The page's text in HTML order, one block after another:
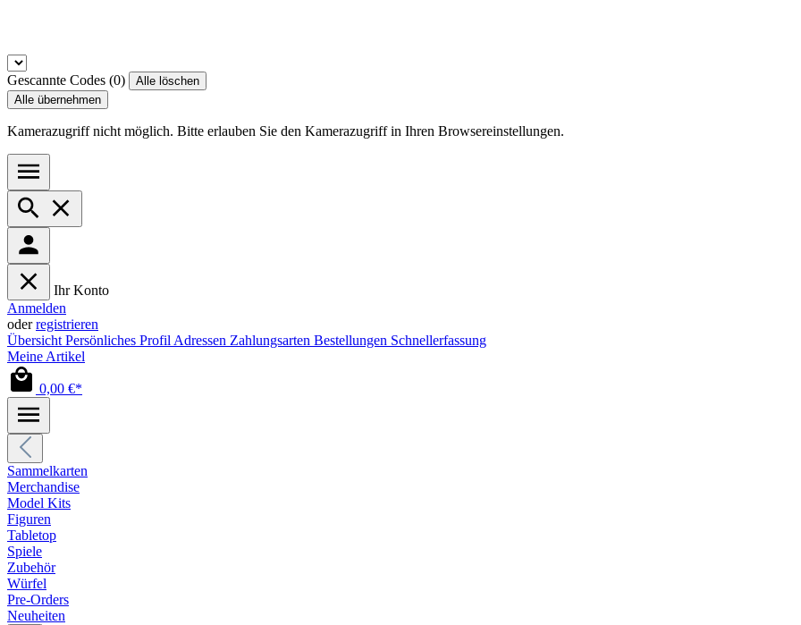
Gescannte Codes (0)
Alle löschen
Alle übernehmen
Kamerazugriff nicht möglich. Bitte erlauben Sie den Kamerazugriff in Ihren Browsereinstellungen.
Ihr Konto
Anmelden
oderregistrieren
Übersicht Persönliches Profil Adressen Zahlungsarten Bestellungen Schnellerfassung
Meine Artikel
0,00 €*
Sammelkarten
Merchandise
Model Kits
Figuren
Tabletop
Spiele
Zubehör
Würfel
Pre-Orders
Neuheiten